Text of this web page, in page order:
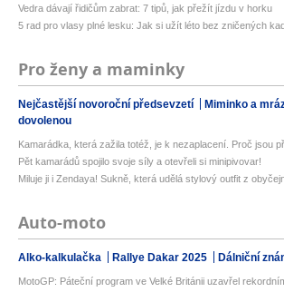
Vedra dávají řidičům zabrat: 7 tipů, jak přežít jízdu v horku
5 rad pro vlasy plné lesku: Jak si užít léto bez zničených
Pro ženy a maminky
Nejčastější novoroční předsevzetí Miminko a
dovolenou
Kamarádka, která zažila totéž, je k nezaplacení. Proč jsou
Pět kamarádů spojilo svoje síly a otevřeli si minipivovar!
Miluje ji i Zendaya! Sukně, která udělá stylový outfit z
Auto-moto
Alko-kalkulačka Rallye Dakar 2025 Dálniční
MotoGP: Páteční program ve Velké Británii uzavřel